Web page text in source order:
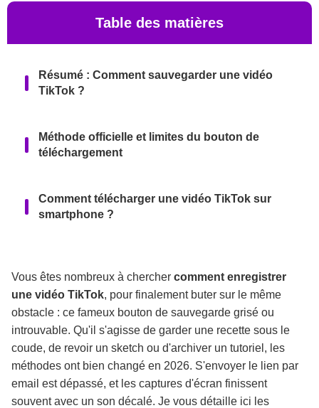
Table des matières
Résumé : Comment sauvegarder une vidéo
TikTok ?
Méthode officielle et limites du bouton de
téléchargement
Comment télécharger une vidéo TikTok sur
smartphone ?
PC en 2026 ?
Filigrane, droits d'auteur et limites de
téléchargement
Quelle méthode privilégier au quotidien ?
Vous êtes nombreux à chercher comment enregistrer
une vidéo TikTok, pour finalement buter sur le même
obstacle : ce fameux bouton de sauvegarde grisé ou
introuvable. Qu'il s'agisse de garder une recette sous le
coude, de revoir un sketch ou d'archiver un tutoriel, les
méthodes ont bien changé en 2026. S'envoyer le lien par
email est dépassé, et les captures d'écran finissent
souvent avec un son décalé. Je vous détaille ici les